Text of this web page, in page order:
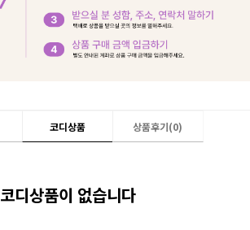
코디상품 상품후기(0)
코디상품이 없습니다